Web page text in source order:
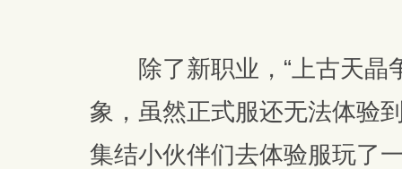
除了新职业，“上古天晶
象，虽然正式服还无法体验
集结小伙伴们去体验服玩了